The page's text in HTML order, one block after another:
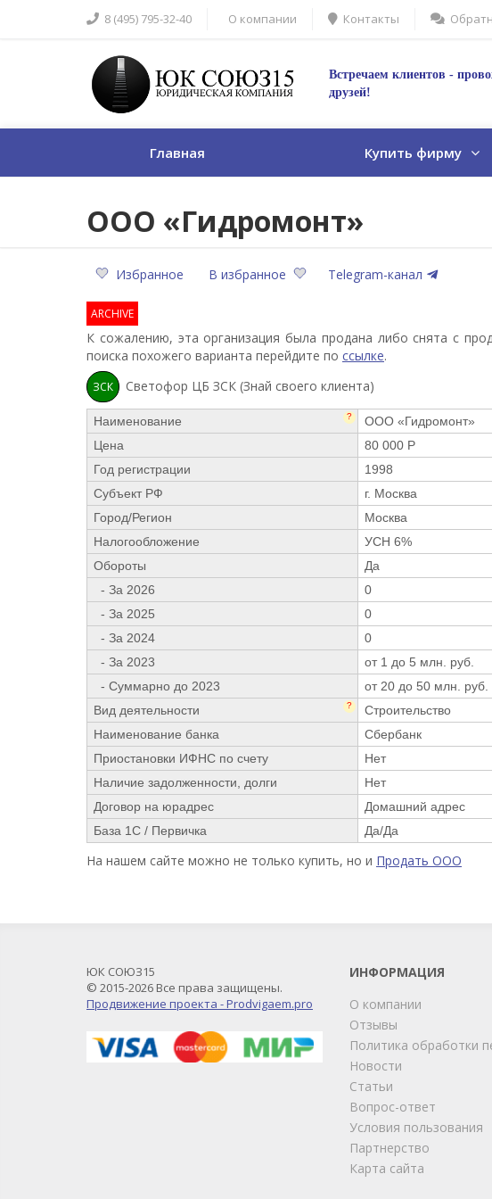
8 (495) 795-32-40 О компании Контакты
Встречаем клиентов -
друзей!
Главная Купить фирму
ООО «Гидромонт»
Избранное В избранное Telegram-канал
ARCHIVE
К сожалению, эта организация была продана либо снята с
поиска похожего варианта перейдите по ссылке.
ЗСК Светофор ЦБ ЗСК (Знай своего клиента)
Наименование ?
ООО «Гидромонт»
Цена
80 000 Р
Год регистрации
1998
Субъект РФ
г. Москва
Город/Регион
Москва
Налогообложение
УСН 6%
Обороты
Да
- За 2026
0
- За 2025
0
- За 2024
0
- За 2023
от 1 до 5 млн. руб.
- Суммарно до 2023
от 20 до 50 млн. руб.
Вид деятельности
?
Строительство
Наименование банка
Сбербанк
Приостановки ИФНС по счету
Нет
Наличие задолженности, долги
Нет
Договор на юрадрес
Домашний адрес
База 1С / Первичка
Да/Да
На нашем сайте можно не только купить, но и Продать ООО
ИНФОРМАЦИЯ
О компании
Отзывы
Политика обработки
Новости
Статьи
Вопрос-ответ
Условия пользования
Партнерство
Карта сайта
ЮК СОЮЗ15
© 2015-2026 Все права защищены.
Продвижение проекта - Prodvigaem.pro